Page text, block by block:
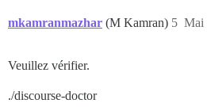
## Après avoir reçu le
mkamranmazhar (M Kamran) Mai
5
Veuillez vérifier.
./discourse-doctor